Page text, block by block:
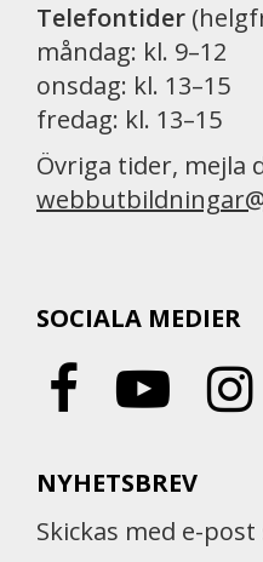
Telefontider
måndag: kl. 9–12
onsdag: kl. 13–15
fredag: kl. 13–15
Övriga tider, mejla
SOCIALA MEDIER
NYHETSBREV
Skickas med e-